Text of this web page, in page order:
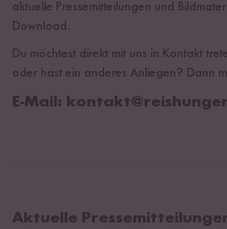
aktuelle Pressemitteilungen und
Download.
Du möchtest direkt mit uns in Kontakt
oder hast ein anderes Anliegen? Dann
E-Mail:
Aktuelle